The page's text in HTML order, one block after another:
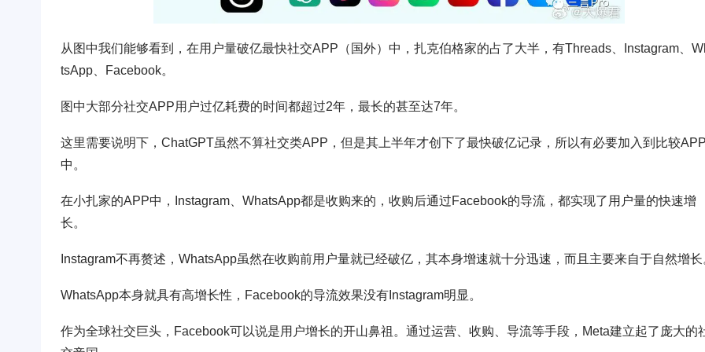
从图中我们能够看到，在用户量破亿最快社交APP（国外）中，扎克伯格家的占了大半，有Threads、Instagram、
tsApp、Facebook。
图中大部分社交APP用户过亿耗费的时间都超过2年，最长的甚至达7年。
这里需要说明下，ChatGPT虽然不算社交类APP，但是其上半年才创下了最快破亿记录，所以有必要加入到比较APP
中。
在小扎家的APP中，Instagram、WhatsApp都是收购来的，收购后通过Facebook的导流，都实现了用户量的快速增
长。
Instagram不再赘述，WhatsApp虽然在收购前用户量就已经破亿，其本身增速就十分迅速，而且主要来自于自然增长
WhatsApp本身就具有高增长性，Facebook的导流效果没有Instagram明显。
作为全球社交巨头，Facebook可以说是用户增长的开山鼻祖。通过运营、收购、导流等手段，Meta建立起了庞大的